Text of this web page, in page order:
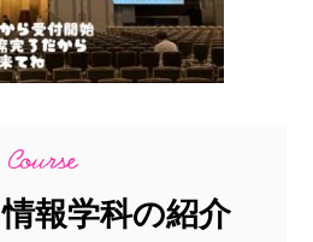
情報学科の紹介